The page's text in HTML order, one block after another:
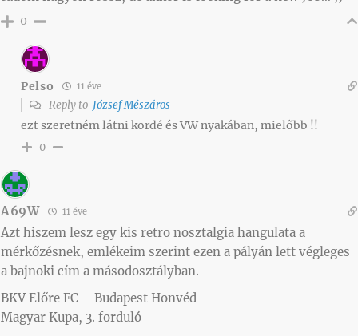
0
Pelso 11 éve
Reply to József Mészáros
ezt szeretném látni kordé és VW nyakában, mielőbb !!
0
A69W 11 éve
Azt hiszem lesz egy kis retro nosztalgia hangulata a
mérkőzésnek, emlékeim szerint ezen a pályán lett végleges
a bajnoki cím a másodosztályban.
BKV Előre FC – Budapest Honvéd
Magyar Kupa, 3. forduló